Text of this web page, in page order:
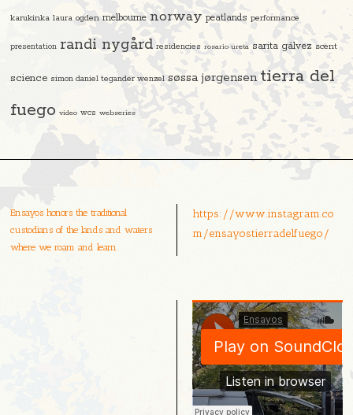
karukinka laura ogden melbourne norway peatlands performance
presentation randi nygård residencies rosario ureta sarita gálvez scent
science simon daniel tegander wenzel søssa jørgensen tierra del
fuego video wcs webseries
Ensayos honors the traditional
custodians of the lands and waters
where we roam and learn.
https://www.instagram.co
m/ensayostierradelfuego/